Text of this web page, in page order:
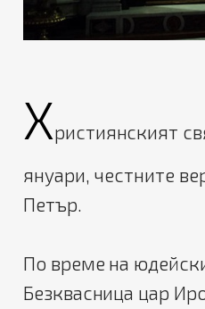
Християнският
януари, честните
Петър.
По време на
Безквасница цар